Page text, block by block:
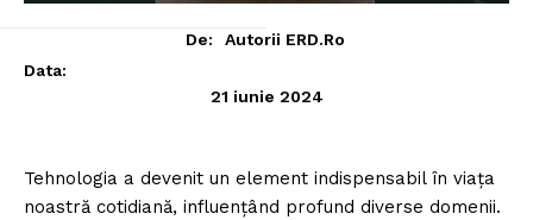
De:
Autorii ERD.ro
Data:
21 iunie 2024
Tehnologia a devenit un element indispensabil în viața
noastră cotidiană, influențând profund diverse domenii.